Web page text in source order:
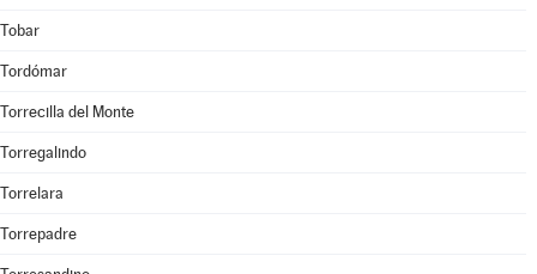
Tobar
Tordómar
Torrecilla del Monte
Torregalindo
Torrelara
Torrepadre